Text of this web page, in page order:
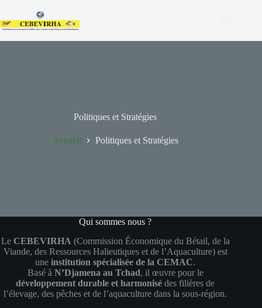
Politiques et Stratégies
Accueil Politiques et Stratégies
Qui sommes nous ?
Le CEBEVIRHA (Commission Économique du Bétail, de la
Viande, des Ressources Halieutiques et de l’Aquaculture) est
uneinstitution spécialisée de la CEMAC.
Basé à N’Djamena au Tchad, il œuvre pour le
développement durable et harmonisé des filières de
l’élevage, des pêches et de l’aquaculture dans la sous-région.